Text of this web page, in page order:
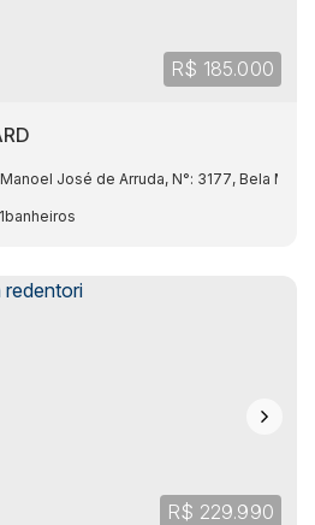
R$ 185.000
José de Arruda, N°: 3177, Bela
1
R$ 229.990